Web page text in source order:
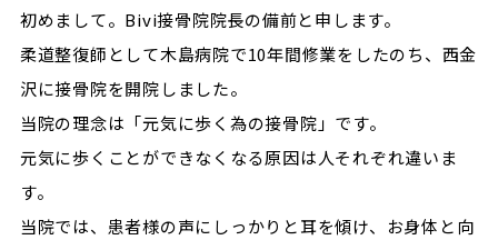
初めまして。Bivi接骨院院長の備前と申します。
柔道整復師として木島病院で10年間修業をしたのち、西金
沢に接骨院を開院しました。
当院の理念は「元気に歩く為の接骨院」です。
元気に歩くことができなくなる原因は人それぞれ違いま
す。
当院では、患者様の声にしっかりと耳を傾け、お身体と向